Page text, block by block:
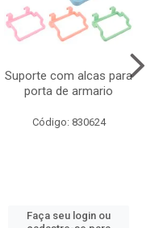
Suporte com alcas para
porta de armario
Código: 830624
Faça seu login ou